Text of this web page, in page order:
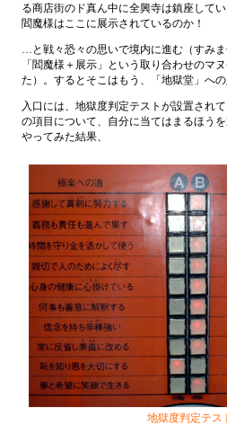
る商店街のド真ん中に全興寺は鎮座して
閻魔様はここに展示されているのか！
…と戦々恐々の思いで境内に進む（すみ
「閻魔様＋展示」という取り合わせのマ
た）。するとそこはもう、「地獄堂」への
入口には、地獄度判定テストが設置され
の項目について、自分に当てはまるほう
やってみた結果、
地獄度判定テス